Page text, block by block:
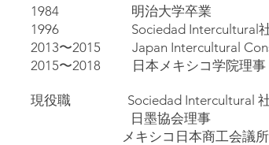
1984 明治大学卒業
1996 Sociedad Intercultural
2013〜2015 Japan Intercultural
2015〜2018 日本メキシコ学院理事
現役職 Sociedad Intercultural
日墨協会理事
メキシコ日本商工会議所広